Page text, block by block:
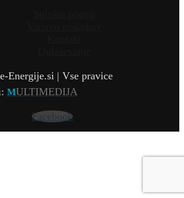
Energije.si | Vse pravice
MULTIMEDIJA
Facebook